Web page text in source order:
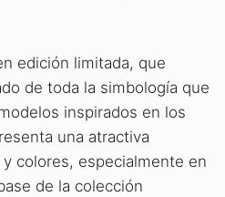
edición limitada, que
de toda la simbología que
inspirados en los
una atractiva
colores, especialmente en
de la colección